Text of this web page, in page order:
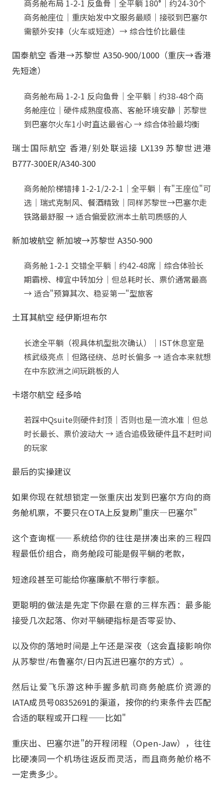
商务舱布局 1-2-1 反鱼骨｜全平躺 180°｜约24-30个
商务舱座位｜重庆始发中文服务最顺｜接驳到巴塞尔
需额外安排（火车或短途）→ 综合性价比最佳
国泰航空 香港→苏黎世 A350-900/1000（重庆→香港
先短途）
商务舱布局 1-2-1 反向鱼骨｜全平躺｜约38-48个商
务舱座位｜硬件成熟度极高、客舱环境安静｜苏黎世
到巴塞尔火车1小时直达最省心 → 综合体验最均衡
瑞士国际航空 香港/别处联运接 LX139 苏黎世进港
B777-300ER/A340-300
商务舱阶梯错排 1-2-1/2-2-1｜全平躺｜有"王座位"可
选｜瑞式克制风、餐酒精致｜同样苏黎世→巴塞尔走
铁路最舒服 → 适合偏爱欧洲本土航司质感的人
新加坡航空 新加坡→苏黎世 A350-900
商务舱 1-2-1 交错全平躺｜约42-48席｜综合体验长
期霸榜、樟宜中转加分｜但总耗时长、票价通常最高
→ 适合"预算其次、稳妥第一"型旅客
土耳其航空 经伊斯坦布尔
长途全平躺（视具体机型批次确认）｜IST休息室是
核武级亮点｜但路径绕、总时长偏多 → 适合本来就想
在中东欧洲之间玩跳板的人
卡塔尔航空 经多哈
若踩中Qsuite则硬件封顶｜否则也是一流水准｜但总
时长最长、票价波动大 → 适合追极致硬件且不赶时间
的玩家
最后的实操建议
如果你现在就想锁定一张重庆出发到巴塞尔方向的商
务舱机票，不要只在OTA上反复刷"重庆—巴塞尔"
这个查询框——系统给你的往往是拼凑出来的三程四
程最低价组合，商务舱段可能是假平躺的老款，
短途段甚至可能给你塞廉航不带行李额。
更聪明的做法是先定下你最在意的三样东西：最多能
接受几次起落、你对平躺硬指标是否零妥协、
以及你的落地时间是上午还是深夜（这会直接影响你
从苏黎世/布鲁塞尔/日内瓦进巴塞尔的方式）。
然后让爱飞乐游这种手握多航司商务舱底价资源的
IATA成员号08352691的渠道，按你的约束条件去匹配
合适的联程或开口程——比如"
重庆出、巴塞尔进"的开程闭程（Open-Jaw），往往
比硬凑同一个机场往返反而灵活，而且商务舱价格不
一定贵多少。